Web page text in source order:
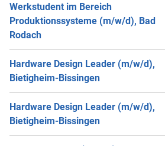
Werkstudent im Bereich
Produktionssysteme (m/w/d), Bad
Rodach
Hardware Design Leader (m/w/d),
Bietigheim-Bissingen
Hardware Design Leader (m/w/d),
Bietigheim-Bissingen